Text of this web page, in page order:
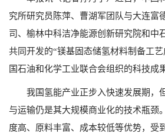
究所研究员陈萍、曹湖军团队与大连富
司、榆林中科洁净能源创新研究院和中
共同开发的“镁基固态储氢材料制备工
国石油和化学工业联合会组织的科技成
我国氢能产业正步入快速发展期，
与运输仍是其大规模商业化的技术瓶颈
度高、原料丰富、成本较低等优势，受